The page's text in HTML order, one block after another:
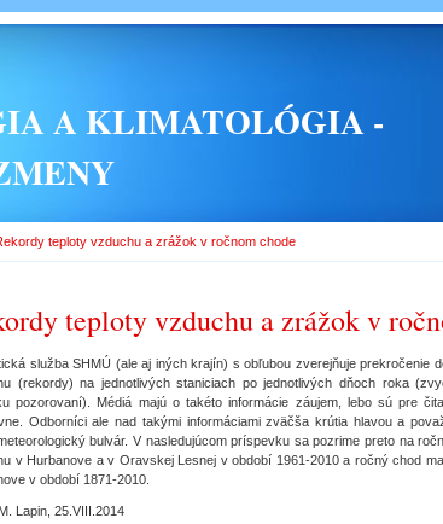
A KLIMATOLÓGIA -
teploty vzduchu a zrážok v ročnom chode
teploty vzduchu a zrážok v
služba SHMÚ (ale aj iných krajín) s obľubou zverejňuje prekročenie
(rekordy) na jednotlivých staniciach po jednotlivých dňoch roka
pozorovaní). Médiá majú o takéto informácie záujem, lebo sú pre
Odborníci ale nad takými informáciami zväčša krútia hlavou a
bulvár. V nasledujúcom príspevku sa pozrime preto na
v Hurbanove a v Oravskej Lesnej v období 1961-2010 a ročný chod
v období 1871-2010.
Lapin, 25.VIII.2014